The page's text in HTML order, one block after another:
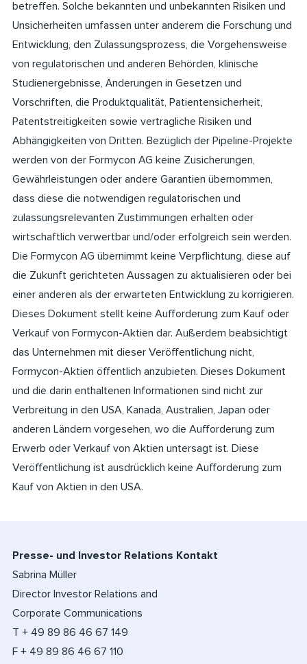
betreffen. Solche bekannten und unbekannten Risiken und
Unsicherheiten umfassen unter anderem die Forschung und
Entwicklung, den Zulassungsprozess, die Vorgehensweise
von regulatorischen und anderen Behörden, klinische
Studienergebnisse, Änderungen in Gesetzen und
Vorschriften, die Produktqualität, Patientensicherheit,
Patentstreitigkeiten sowie vertragliche Risiken und
Abhängigkeiten von Dritten. Bezüglich der Pipeline-Projekte
werden von der Formycon AG keine Zusicherungen,
Gewährleistungen oder andere Garantien übernommen,
dass diese die notwendigen regulatorischen und
zulassungsrelevanten Zustimmungen erhalten oder
wirtschaftlich verwertbar und/oder erfolgreich sein werden.
Die Formycon AG übernimmt keine Verpflichtung, diese auf
die Zukunft gerichteten Aussagen zu aktualisieren oder bei
einer anderen als der erwarteten Entwicklung zu korrigieren.
Dieses Dokument stellt keine Aufforderung zum Kauf oder
Verkauf von Formycon-Aktien dar. Außerdem beabsichtigt
das Unternehmen mit dieser Veröffentlichung nicht,
Formycon-Aktien öffentlich anzubieten. Dieses Dokument
und die darin enthaltenen Informationen sind nicht zur
Verbreitung in den USA, Kanada, Australien, Japan oder
anderen Ländern vorgesehen, wo die Aufforderung zum
Erwerb oder Verkauf von Aktien untersagt ist. Diese
Veröffentlichung ist ausdrücklich keine Aufforderung zum
Kauf von Aktien in den USA.
Presse- und Investor Relations Kontakt
Sabrina Müller
Director Investor Relations and
Corporate Communications
T + 49 89 86 46 67 149
F + 49 89 86 46 67 110